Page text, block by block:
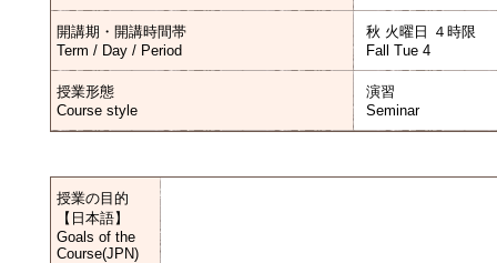
開講期・開講時間帯
Term / Day / Period
秋 火曜日 ４時限
Fall Tue 4
授業形態
Course style
演習
Seminar
授業の目的
【日本語】
Goals of the
Course(JPN)